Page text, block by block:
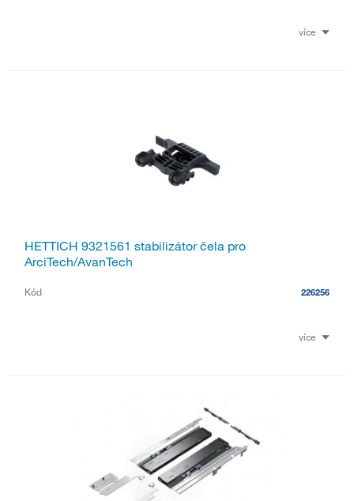
více
HETTICH 9321561 stabilizátor čela pro
ArciTech/AvanTech
Kód 226256
více